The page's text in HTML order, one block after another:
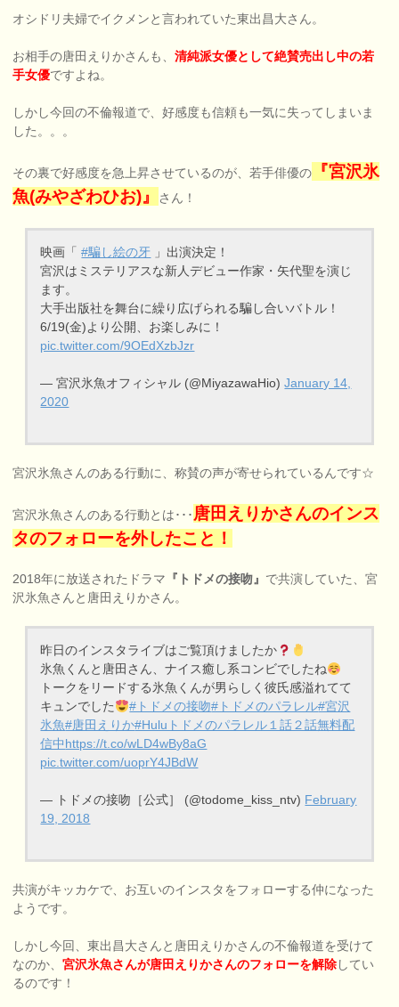
オシドリ夫婦でイクメンと言われていた東出昌大さん。
お相手の唐田えりかさんも、清純派女優として絶賛売出し中の若
手女優ですよね。
しかし今回の不倫報道で、好感度も信頼も一気に失ってしまいま
した。。。
その裏で好感度を急上昇させているのが、若手俳優の
『宮沢氷
魚(みやざわひお)』
さん！
映画「#騙し絵の牙 」出演決定！
宮沢はミステリアスな新人デビュー作家・矢代聖を演じ
ます。
大手出版社を舞台に繰り広げられる騙し合いバトル！
6/19(金)より公開、お楽しみに！
pic.twitter.com/9OEdXzbJzr
— 宮沢氷魚オフィシャル (@MiyazawaHio)January 14,
2020
宮沢氷魚さんのある行動に、称賛の声が寄せられているんです☆
宮沢氷魚さんのある行動とは･･･唐田えりかさんのインス
タのフォローを外したこと！
2018年に放送されたドラマ 『トドメの接吻』 で共演していた、宮
沢氷魚さんと唐田えりかさん。
昨日のインスタライブはご覧頂けましたか
氷魚くんと唐田さん、ナイス癒し系コンビでしたね
トークをリードする氷魚くんが男らしく彼氏感溢れてて
キュンでした
#トドメの接吻#トドメのパラレル#宮沢
氷魚#唐田えりか#Huluトドメのパラレル１話２話無料配
信中https://t.co/wLD4wBy8aG
pic.twitter.com/uoprY4JBdW
— トドメの接吻［公式］ (@todome_kiss_ntv) February
19, 2018
共演がキッカケで、お互いのインスタをフォローする仲になった
ようです。
しかし今回、東出昌大さんと唐田えりかさんの不倫報道を受けて
なのか、宮沢氷魚さんが唐田えりかさんのフォローを解除してい
るのです！